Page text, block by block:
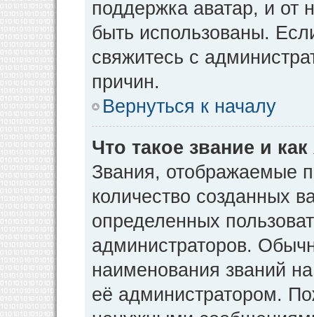
поддержка аватар, и от
быть использованы.
свяжитесь с
причин.
Вернуться к началу
Что такое звание и
Звания, отображаемые
количество созданных
определенных
администраторов.
наименования званий
её администратором.